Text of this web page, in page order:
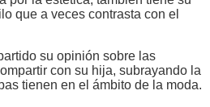
que a veces contrasta con el
su opinión sobre las
con su hija, subrayando la
tienen en el ámbito de la moda.